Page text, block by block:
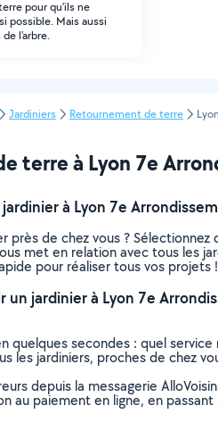
pour qu'ils ne
possible. Mais aussi
l'arbre.
Jardiniers Retournement de terre
terre à Lyon 7e
à Lyon 7e
près de chez vous ?
met en relation avec tous les
pour réaliser tous vos projets !
jardinier à Lyon 7e
quelques secondes : quel
les jardiniers, proches de chez
depuis la messagerie
au paiement en ligne, en